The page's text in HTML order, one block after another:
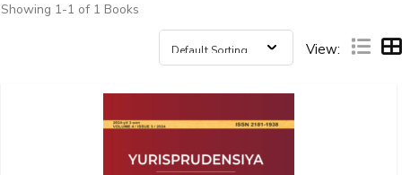
Showing 1-1 of 1 Books
View: